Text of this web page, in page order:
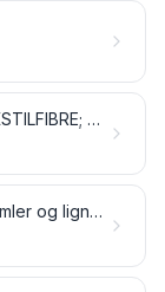
ANDRE VEGETABILSKE TEKSTILFIBRE; PAPIRGARN OG VÆVET STOF AF PAPIRGARN
ENDELØSE KEMOFIBRE; strimler og lignende af endeløse kemofibre